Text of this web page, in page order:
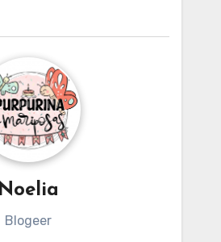
Noelia
Blogeer